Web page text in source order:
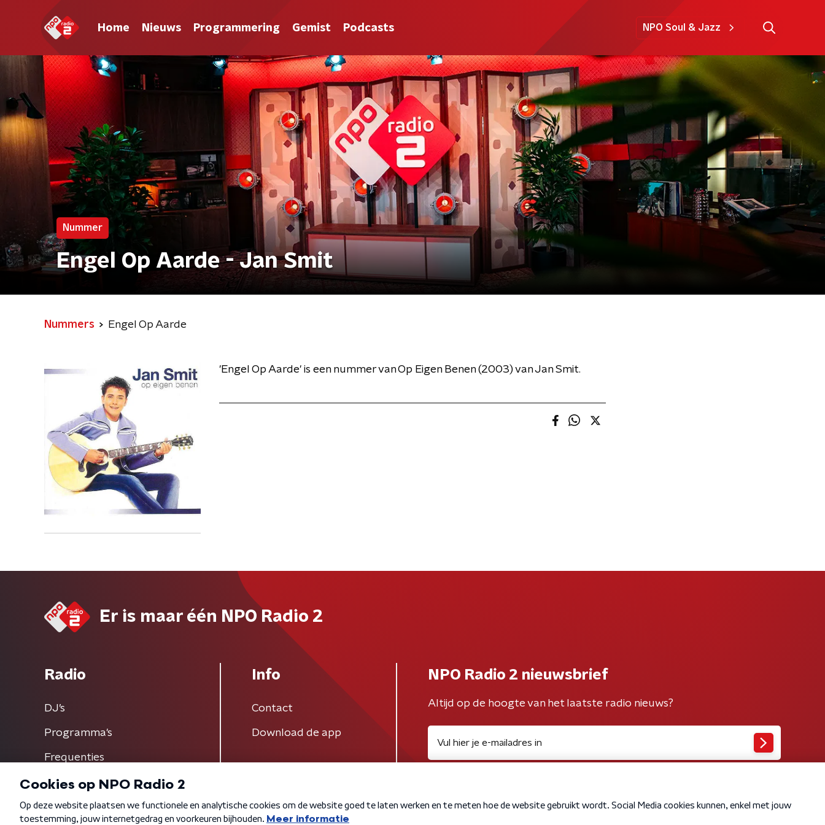
Home Nieuws Programmering Gemist Podcasts NPO Soul & Jazz
Nummer
Engel Op Aarde - Jan Smit
Nummers Engel Op Aarde
'Engel Op Aarde' is een nummer van Op Eigen Benen (2003) van Jan Smit.
Er is maar één NPO Radio 2
Radio
DJ’s
Programma's
Frequenties
Info
Contact
Download de app
NPO Radio 2 nieuwsbrief
Altijd op de hoogte van het laatste radio nieuws?